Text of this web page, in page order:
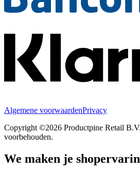
Algemene voorwaardenPrivacy
Copyright ©2026 Productpine Retail
voorbehouden.
We maken je